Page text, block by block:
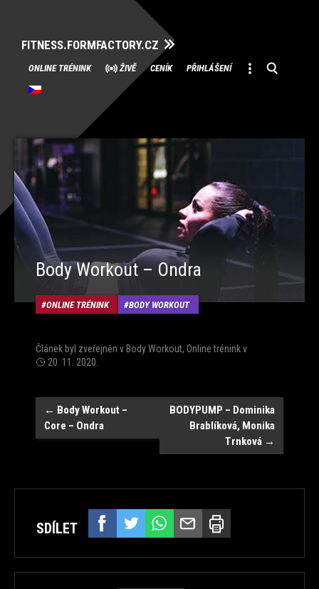
FITNESS.FORMFACTORY.CZ
Přeskočit
na
obsah
ONLINE TRÉNINK ŽIVĚ CENÍK PŘIHLÁŠENÍ
Body Workout – Ondra
ONLINE TRÉNINK BODY WORKOUT
Článek byl zveřejněn vBody Workout, Online tréninkv
20. 11. 2020
Navigace
← Body Workout –
Core – Ondra
BODYPUMP – Dominika
Brablíková, Monika
Trnková →
SDÍLET